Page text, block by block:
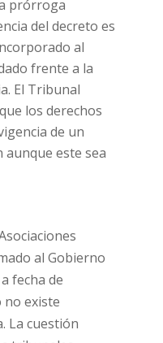
prórroga
del decreto es
al
frente a la
El Tribunal
los derechos
de un
este sea
al Gobierno
fecha de
no existe
La cuestión